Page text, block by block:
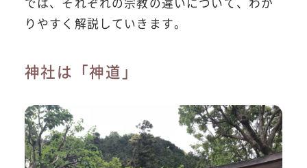
りやすく解説していきます。
神社は「神道」